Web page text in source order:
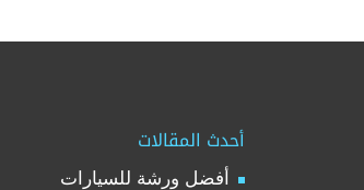
أحدث المقالات
أفضل ورشة للسيارات